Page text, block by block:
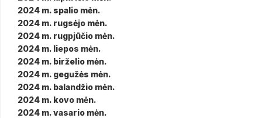
2024 m. spalio mėn.
2024 m. rugsėjo mėn.
2024 m. rugpjūčio mėn.
2024 m. liepos mėn.
2024 m. birželio mėn.
2024 m. gegužės mėn.
2024 m. balandžio mėn.
2024 m. kovo mėn.
2024 m. vasario mėn.